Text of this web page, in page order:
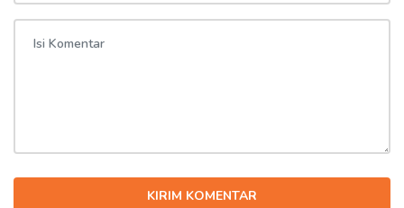
KIRIM KOMENTAR